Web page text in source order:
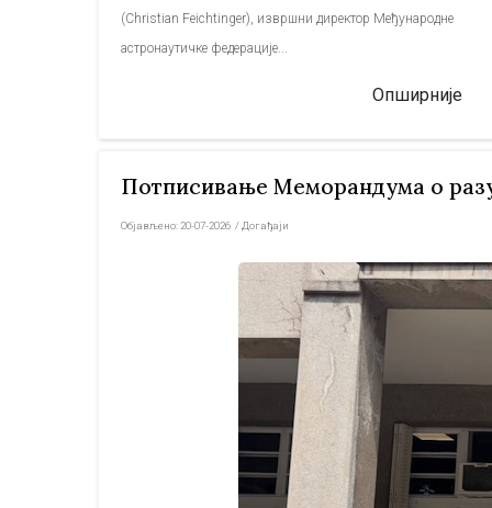
(Christian Feichtinger), извршни директор Међународне
астронаутичке федерације...
Опширније
Потписивање Меморандума о
Објављено: 20-07-2026 / Догађаји